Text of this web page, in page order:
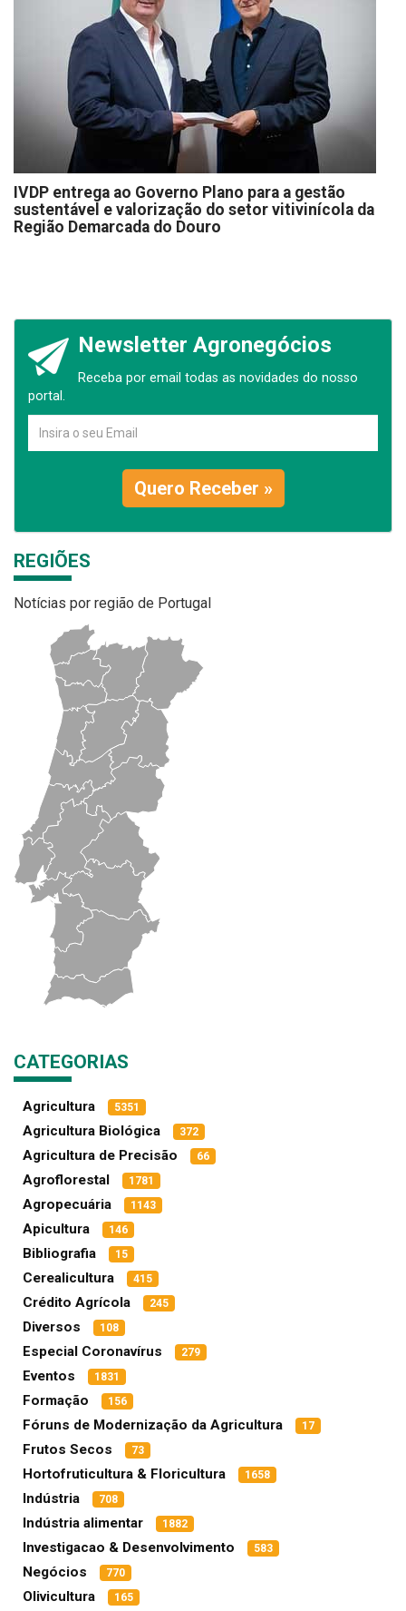
IVDP entrega ao Governo Plano para a gestão
sustentável e valorização do setor vitivinícola da
Região Demarcada do Douro
Newsletter Agronegócios
Receba por email todas as novidades do nosso
portal.
Quero Receber »
REGIÕES
Notícias por região de Portugal
CATEGORIAS
Agricultura 5351
Agricultura Biológica 372
Agricultura de Precisão 66
Agroflorestal 1781
Agropecuária 1143
Apicultura 146
Bibliografia 15
Cerealicultura 415
Crédito Agrícola 245
Diversos 108
Especial Coronavírus 279
Eventos 1831
Formação 156
Fóruns de Modernização da Agricultura 17
Frutos Secos 73
Hortofruticultura & Floricultura 1658
Indústria 708
Indústria alimentar 1882
Investigacao & Desenvolvimento 583
Negócios 770
Olivicultura 165